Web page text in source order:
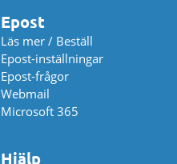
Epost
Läs mer / Beställ
Epost-inställningar
Epost-frågor
Webmail
Microsoft 365
Hjälp